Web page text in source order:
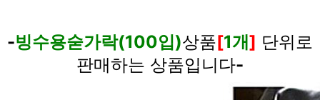
-빙수용숟가락(100입)상품[1개] 단위로
판매하는 상품입니다-